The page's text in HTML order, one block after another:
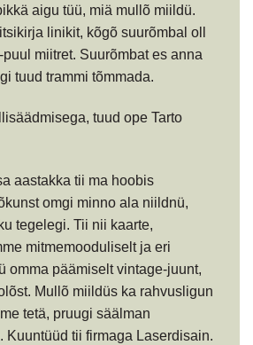
aigu tüü, miä mullõ miildü.
linikit, kõgõ suurõmbal oll
puul miitret. Suurõmbat es anna
tuud trammi tõmmada.
tuud ope Tarto
aastakka tii ma hoobis
omgi minno ala niildnü,
tegelegi. Tii nii kaarte,
mitmemooduliselt ja eri
omma päämiselt vintage-juunt,
Mullõ miildüs ka rahvusligun
tetä, pruugi säälman
Kuuntüüd tii firmaga Laserdisain.